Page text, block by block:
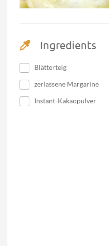
Ingredients
Blätterteig
zerlassene Margarine
Instant-Kakaopulver